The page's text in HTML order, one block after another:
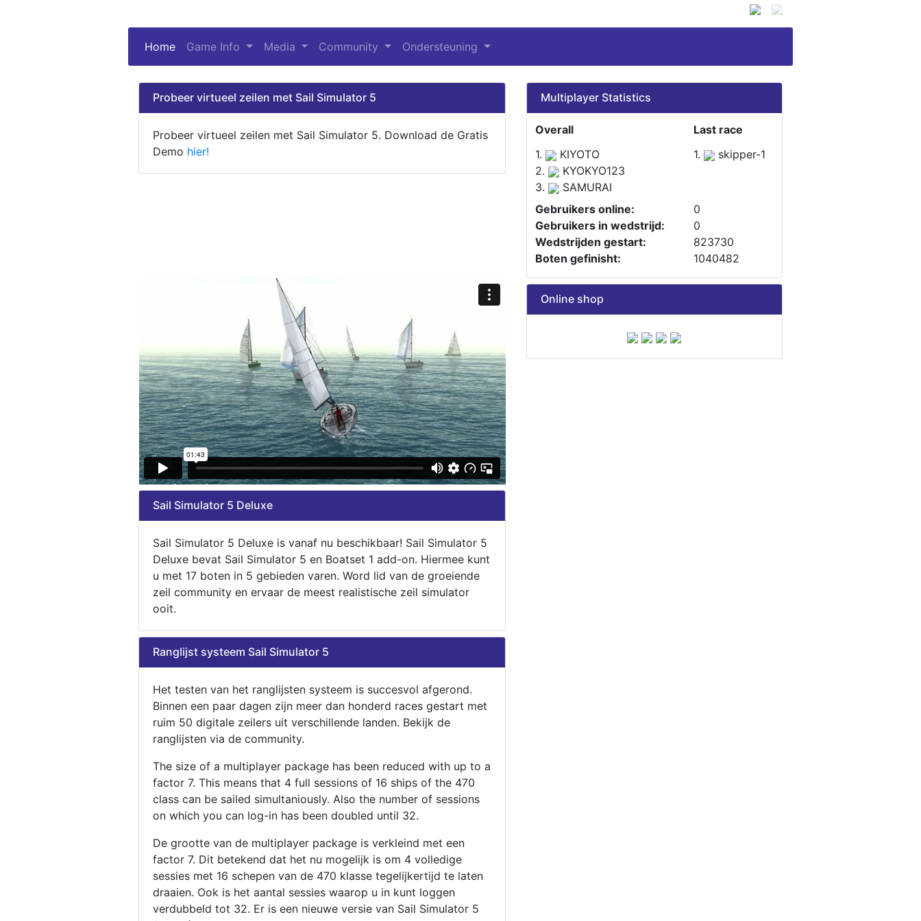
Home (current)
Game Info Media Community Ondersteuning
Probeer virtueel zeilen met Sail Simulator 5
Probeer virtueel zeilen met Sail Simulator 5. Download de Gratis
Demo hier!
Multiplayer Statistics
Overall
Last race
1.
KIYOTO 1.
skipper-1
2.
KYOKYO123
3.
SAMURAI
Gebruikers online:
0
Gebruikers in wedstrijd:
0
Wedstrijden gestart:
823730
Boten gefinisht:
1040482
Sail Simulator 5 Deluxe
Sail Simulator 5 Deluxe is vanaf nu beschikbaar! Sail Simulator 5
Deluxe bevat Sail Simulator 5 en Boatset 1 add-on. Hiermee kunt
u met 17 boten in 5 gebieden varen. Word lid van de groeiende
zeil community en ervaar de meest realistische zeil simulator
ooit.
Ranglijst systeem Sail Simulator 5
Het testen van het ranglijsten systeem is succesvol afgerond.
Binnen een paar dagen zijn meer dan honderd races gestart met
ruim 50 digitale zeilers uit verschillende landen. Bekijk de
ranglijsten via de community.
The size of a multiplayer package has been reduced with up to a
factor 7. This means that 4 full sessions of 16 ships of the 470
class can be sailed simultaniously. Also the number of sessions
on which you can log-in has been doubled until 32.
De grootte van de multiplayer package is verkleind met een
factor 7. Dit betekend dat het nu mogelijk is om 4 volledige
sessies met 16 schepen van de 470 klasse tegelijkertijd te laten
draaien. Ook is het aantal sessies waarop u in kunt loggen
verdubbeld tot 32. Er is een nieuwe versie van Sail Simulator 5
Online shop